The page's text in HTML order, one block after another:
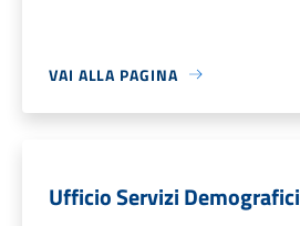
VAI ALLA PAGINA
Ufficio Servizi Demografici